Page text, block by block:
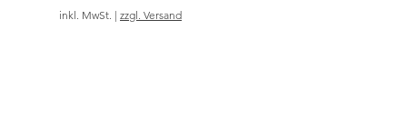
inkl. MwSt. | zzgl. Versand